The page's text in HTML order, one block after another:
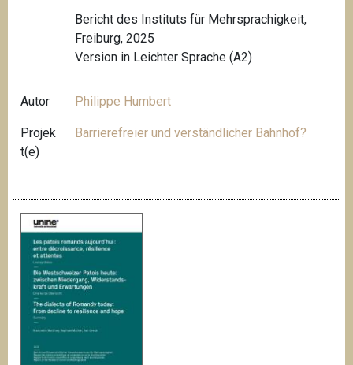
Bericht des Instituts für Mehrsprachigkeit,
Freiburg, 2025
Version in Leichter Sprache (A2)
Autor Philippe Humbert
Projek
t(e)
Barrierefreier und verständlicher Bahnhof?